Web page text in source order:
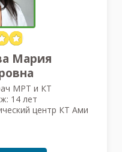
Мария
МРТ и КТ
14 лет
центр КТ Ами